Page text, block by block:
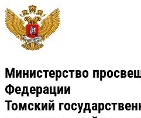
Министерство
Федерации
Томский